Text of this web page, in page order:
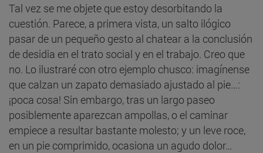
Tal vez se me objete que estoy desorbitando la
cuestión. Parece, a primera vista, un salto ilógico
pasar de un pequeño gesto al chatear a la conclusión
de desidia en el trato social y en el trabajo. Creo que
no. Lo ilustraré con otro ejemplo chusco: imagínense
que calzan un zapato demasiado ajustado al pie…:
¡poca cosa! Sin embargo, tras un largo paseo
posiblemente aparezcan ampollas, o el caminar
empiece a resultar bastante molesto; y un leve roce,
en un pie comprimido, ocasiona un agudo dolor…